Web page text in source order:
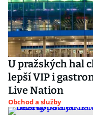
U pražských hal
lepší VIP i
Live Nation
Obchod a služby